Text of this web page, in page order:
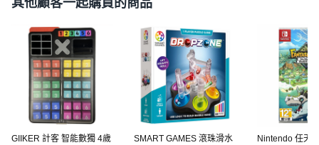
GIIKER 計客 智能數獨 4歲
SMART GAMES 滾珠滑水
Nintendo 任天